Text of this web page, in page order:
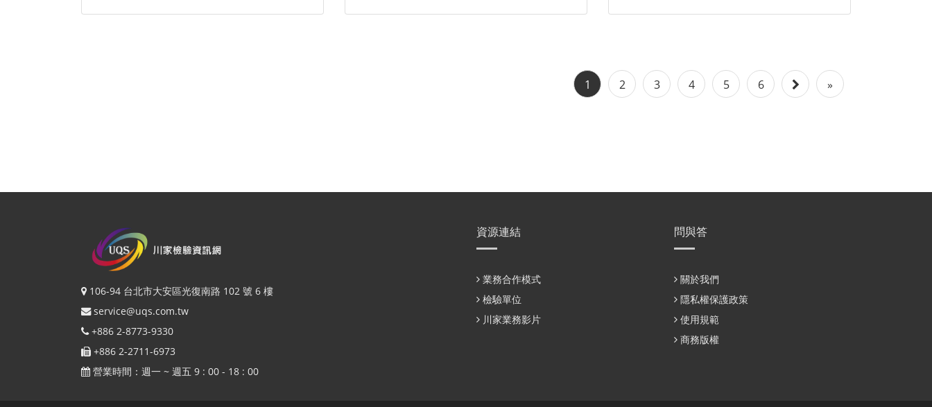
1 2 3 4 5 6 »
106-94 台北市大安區光復南路 102 號 6 樓
service@uqs.com.tw
+886 2-8773-9330
+886 2-2711-6973
營業時間：週一 ~ 週五 9 : 00 - 18 : 00
資源連結
業務合作模式
檢驗單位
川家業務影片
問與答
關於我們
隱私權保護政策
使用規範
商務版權